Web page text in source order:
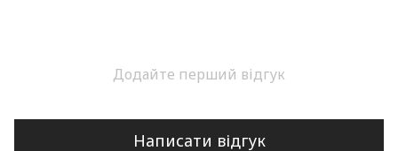
Додайте перший відгук
Написати відгук